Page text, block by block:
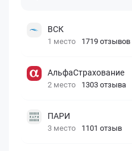
ВСК
1 место 1719 отзывов
АльфаСтрахование
2 место 1303 отзыва
ПАРИ
3 место 1101 отзыв